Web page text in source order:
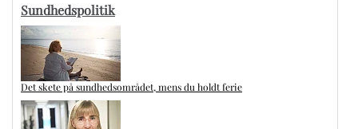
Sundhedspolitik
Det skete på sundhedsområdet, mens du holdt ferie